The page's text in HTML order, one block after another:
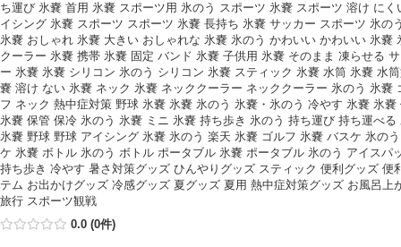
ち運び 氷嚢 首用 氷嚢 スポーツ用 氷のう スポーツ 氷嚢 スポーツ 溶け にく
イシング 氷嚢 スポーツ スポーツ 氷嚢 長持ち 氷嚢 サッカー スポーツ 氷の
氷嚢 おしゃれ 氷嚢 大きい おしゃれな 氷嚢 氷のう かわいい かわいい 氷嚢
クーラー 氷嚢 携帯 氷嚢 固定 バンド 氷嚢 子供用 氷嚢 そのまま 凍らせる
ー 氷嚢 氷嚢 シリコン 氷のう シリコン 氷嚢 スティック 氷嚢 水筒 氷嚢 水
嚢 溶け ない 氷嚢 ネック 氷嚢 ネッククーラー ネッククーラー 氷のう 氷嚢
フ ネック 熱中症対策 野球 氷嚢 氷嚢 氷のう 氷嚢・氷のう 冷やす 氷嚢 氷嚢
氷嚢 保管 保冷 氷のう 氷嚢 ミニ 氷嚢 持ち歩き 氷のう 持ち運び 持ち運べる
氷嚢 野球 野球 アイシング 氷嚢 氷のう 楽天 氷嚢 ゴルフ 氷嚢 バスケ 氷の
ケ 氷嚢 ボトル 氷のう ボトル ポータブル 氷嚢 ポータブル 氷のう アイスパ
持ち歩き 冷やす 暑さ対策グッズ ひんやりグッズ スティック 便利グッズ 便
テム お出かけグッズ 冷感グッズ 夏グッズ 夏用 熱中症対策グッズ お風呂上
旅行 スポーツ観戦
0.0 (0件)